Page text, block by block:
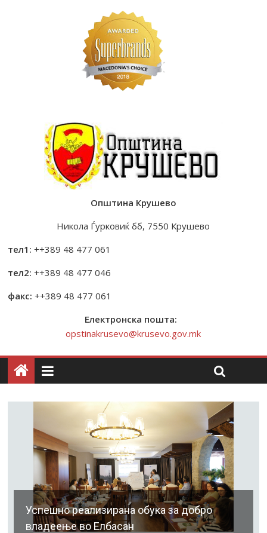
Општина Крушево
Никола Ѓурковиќ бб, 7550 Крушево
тел1: ++389 48 477 061
тел2: ++389 48 477 046
факс: ++389 48 477 061
Електронска пошта:
opstinakrusevo@krusevo.gov.mk
Успешно реализирана обука за добро
владеење во Елбасан